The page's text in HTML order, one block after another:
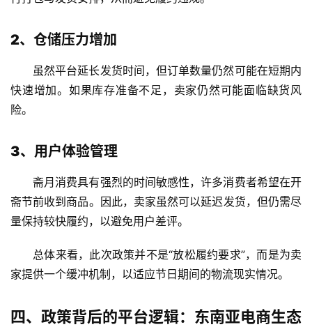
2、仓储压力增加
虽然平台延长发货时间，但订单数量仍然可能在短期内
快速增加。如果库存准备不足，卖家仍然可能面临缺货风
险。
3、用户体验管理
斋月消费具有强烈的时间敏感性，许多消费者希望在开
斋节前收到商品。因此，卖家虽然可以延迟发货，但仍需尽
量保持较快履约，以避免用户差评。
总体来看，此次政策并不是“放松履约要求”，而是为卖
家提供一个缓冲机制，以适应节日期间的物流现实情况。
四、政策背后的平台逻辑：东南亚电商生态